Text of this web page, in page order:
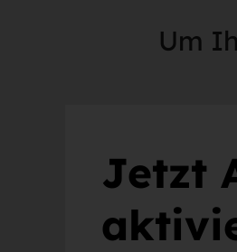
Um
Jetzt